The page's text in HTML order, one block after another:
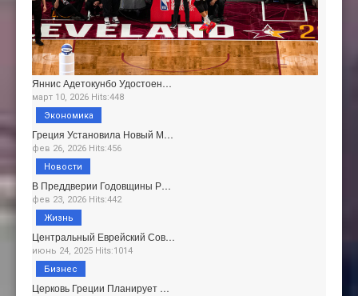
Яннис Адетокунбо Удостоен…
март 10, 2026 Hits:448
Греция Установила Новый М…
фев 26, 2026 Hits:456
Экономика
В Преддверии Годовщины Р…
фев 23, 2026 Hits:442
Новости
Центральный Еврейский Сов…
июнь 24, 2025 Hits:1014
Жизнь
Церковь Греции Планирует …
Бизнес